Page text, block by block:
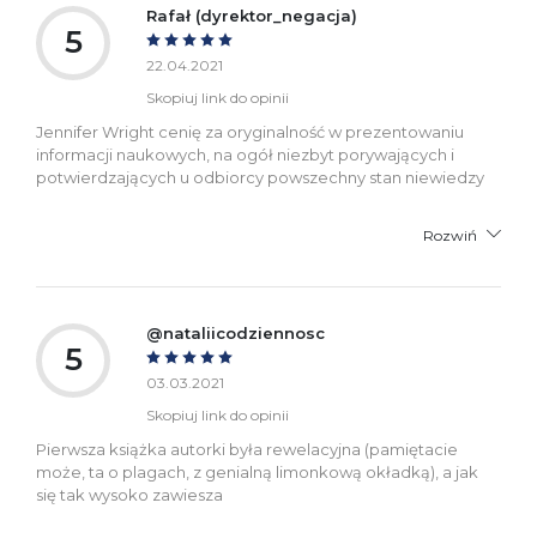
5
Rafał (dyrektor_negacja)
22.04.2021
Skopiuj link do opinii
Jennifer Wright cenię za oryginalność w prezentowaniu
informacji naukowych, na ogół niezbyt porywających i
potwierdzających u odbiorcy powszechny stan niewiedzy
Rozwiń
5
@nataliicodziennosc
03.03.2021
Skopiuj link do opinii
Pierwsza książka autorki była rewelacyjna (pamiętacie
może, ta o plagach, z genialną limonkową okładką), a jak
się tak wysoko zawiesza